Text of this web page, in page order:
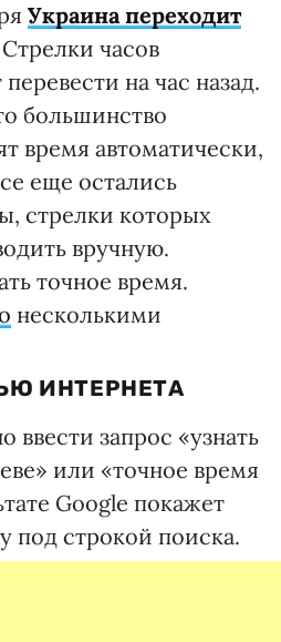
Украина переходит
часов
на час назад.
большинство
время автоматически,
еще остались
стрелки которых
вручную.
точное время.
несколькими
ИНТЕРНЕТА
запрос «узнать
или «точное время
Google покажет
под строкой поиска.